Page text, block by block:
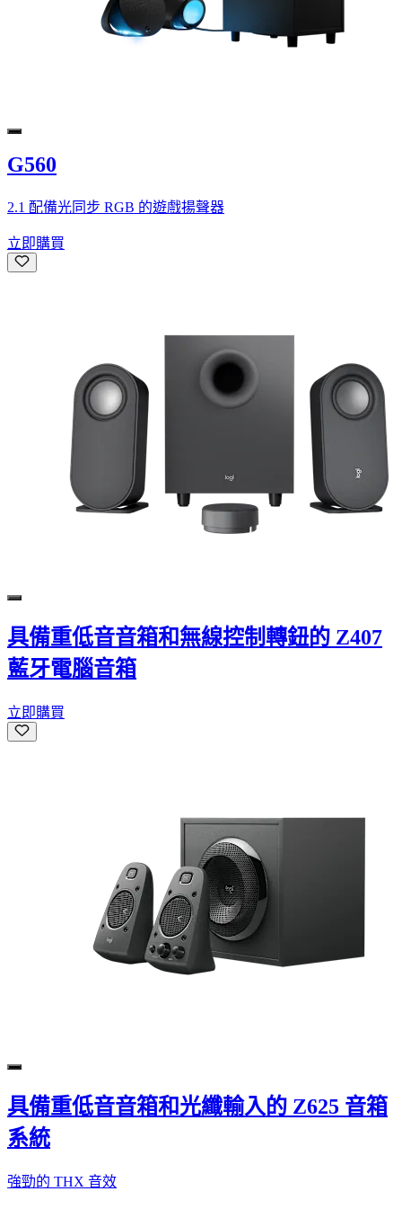
G560
2.1 配備光同步 RGB 的遊戲揚聲器
立即購買
具備重低音音箱和無線控制轉鈕的 Z407
藍牙電腦音箱
立即購買
具備重低音音箱和光纖輸入的 Z625 音箱
系統
強勁的 THX 音效